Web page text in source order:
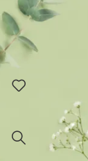
čisti vlasište,
joj prirodnu
čisti vlasište i
Dodaj u korpu